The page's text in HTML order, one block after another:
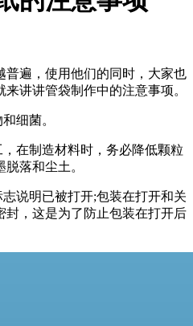
普遍，使用他们的同时，大家也
讲讲管袋制作中的注意事项。
细菌。
在制造材料时，务必降低颗粒
落和尘土。
说明已被打开;包装在打开和关
封，这是为了防止包装在打开后